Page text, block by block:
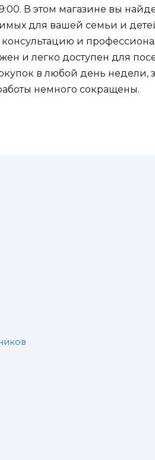
В этом магазине вы
для вашей семьи и
и
и легко доступен для
в любой день недели,
немного сокращены.